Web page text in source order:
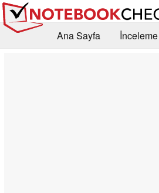
Ana Sayfa İnceleme